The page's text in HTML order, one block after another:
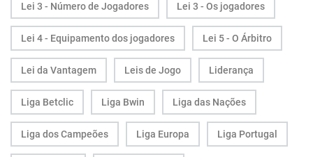
Lei 3 - Número de Jogadores Lei 3 - Os jogadores
Lei 4 - Equipamento dos jogadores Lei 5 - O Árbitro
Lei da Vantagem Leis de Jogo Liderança
Liga Betclic Liga Bwin Liga das Nações
Liga dos Campeões Liga Europa Liga Portugal